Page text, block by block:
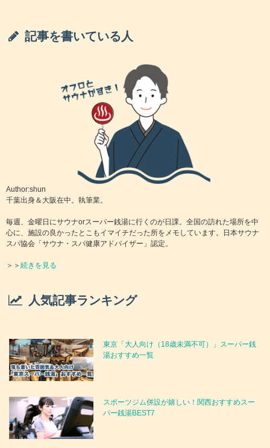
記事を書いている人
Author:shun
千葉出身＆大阪在中。執筆業。
毎週、金曜日にサウナorスーパー銭湯に行くのが日課。全国の訪れた場所を中
心に、施設の良かったとこもイマイチだった所をメモしています。日本サウナ
スパ協会「サウナ・スパ健康アドバイザー」認定。
＞＞続きを見る
人気記事ランキング
東京「大人向け（18歳未満不可）」スーパー銭
湯おすすめ一覧
スポーツジム併設が嬉しい！関西おすすめスー
パー銭湯BEST7